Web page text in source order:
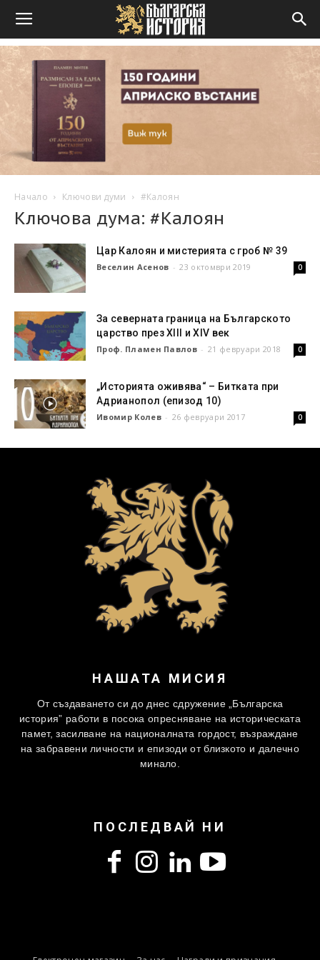
Начало Ключови думи #Калоян
Ключова дума: #Калоян
Цар Калоян и мистерията с гроб № 39
Веселин Асенов - 23 октомври 2019 0
За северната граница на Българското
царство през XIII и XIV век
Проф. Пламен Павлов - 21 февруари 2018 0
„Историята оживява“ – Битката при
Адрианопол (епизод 10)
Ивомир Колев - 26 февруари 2017 0
НАШАТА МИСИЯ
От създаването си до днес сдружение „Българска
история” работи в посока опресняване на историческата
памет, засилване на националната гордост, възраждане
на забравени личности и епизоди от близкото и далечно
минало.
ПОСЛЕДВАЙ НИ